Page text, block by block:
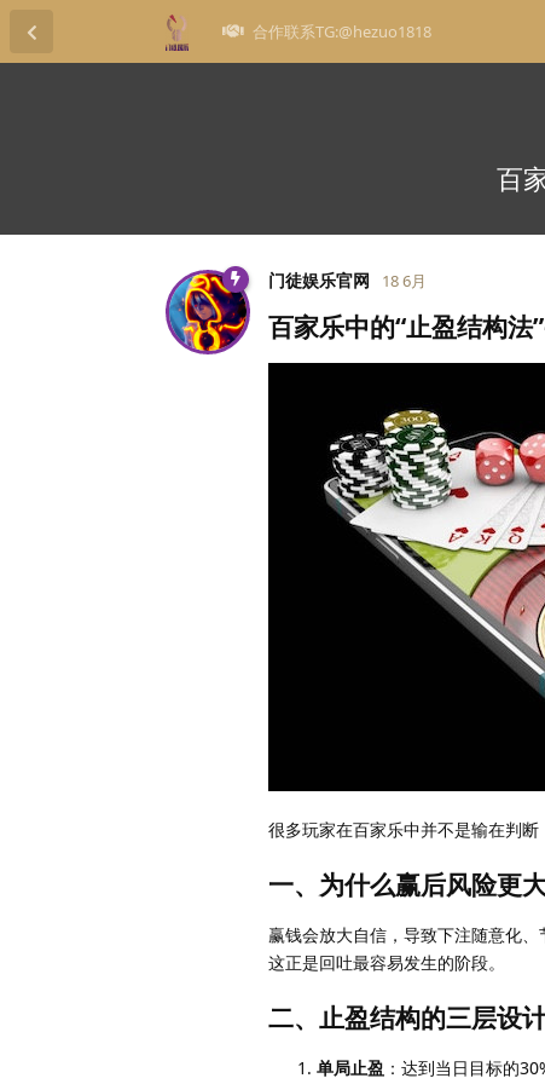
合作联系TG:@hezuo1818
百
门徒娱乐官网 18 6月
百家乐中的“止盈结构
很多玩家在百家乐中并不是输在判断
一、为什么赢后风险更
赢钱会放大自信，导致下注随意化、
这正是回吐最容易发生的阶段。
二、止盈结构的三层设
单局止盈 ：达到当日目标的